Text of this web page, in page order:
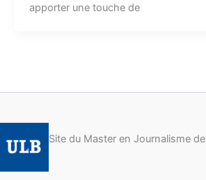
apporter une touche de
Site du Master en Journalisme